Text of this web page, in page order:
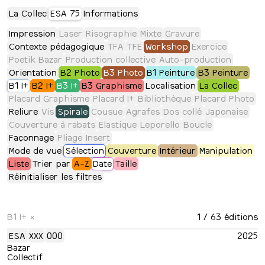
La Collec ESA 75 Informations
Impression Laser Risographie Mixte Gravure
Contexte pédagogique TFA TFE Workshop Exercice
Poetik Bazar Production collective Auto-production
Orientation B2 Photo B3 Photo B1 Peinture B3 Peinture
B1 I+ B2 I+ B3 I+ B3 Graphisme Localisation La Collec
Placard Graphisme Placard I+ Bibliothèque Placard Photo
Reliure Vis Spirale Cousue Agrafes Dos collé Japonaise
Couverture à rabats Elastique Leporello Boucle
Façonnage Pliage Insert
Mode de vue Sélection Couverture Intérieur Manipulation
Liste Trier par A-Z Date Taille
Réinitialiser les filtres
B1 I+ × 1 / 63 éditions
ESA XXX 000
2025
Bazar
Collectif